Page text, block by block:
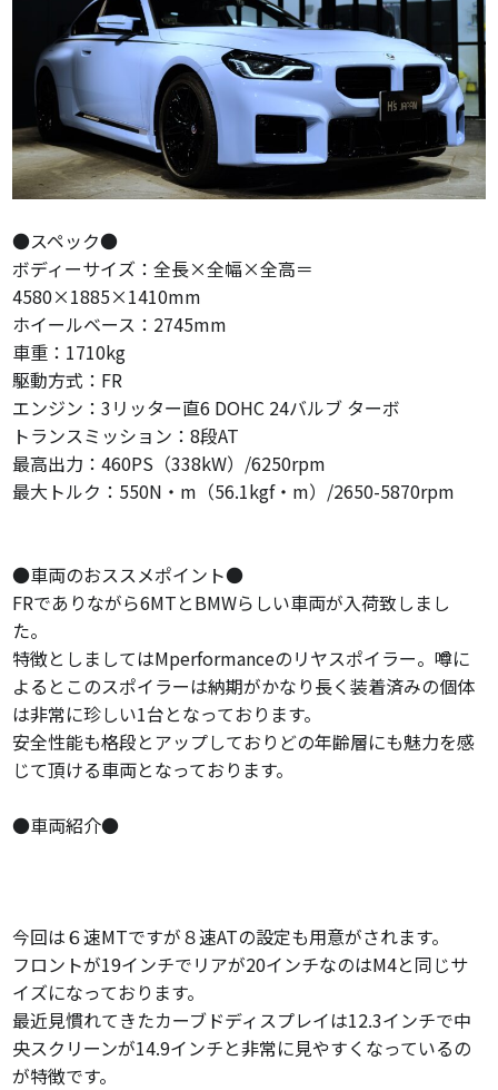
●スペック●
ボディーサイズ：全長×全幅×全高＝
4580×1885×1410mm
ホイールベース：2745mm
車重：1710kg
駆動方式：FR
エンジン：3リッター直6 DOHC 24バルブ ターボ
トランスミッション：8段AT
最高出力：460PS（338kW）/6250rpm
最大トルク：550N・m（56.1kgf・m）/2650-5870rpm
●車両のおススメポイント●
FRでありながら6MTとBMWらしい車両が入荷致しまし
た。
特徴としましてはMperformanceのリヤスポイラー。噂に
よるとこのスポイラーは納期がかなり長く装着済みの個体
は非常に珍しい1台となっております。
安全性能も格段とアップしておりどの年齢層にも魅力を感
じて頂ける車両となっております。
●車両紹介●
今回は６速MTですが８速ATの設定も用意がされます。
フロントが19インチでリアが20インチなのはM4と同じサ
イズになっております。
最近見慣れてきたカーブドディスプレイは12.3インチで中
央スクリーンが14.9インチと非常に見やすくなっているの
が特徴です。